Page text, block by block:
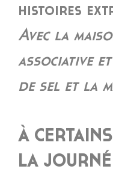
histoires
Avec la
associative
de sel et la
À
LA